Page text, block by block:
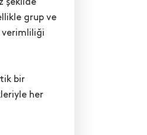
şekilde
grup ve
verimliliği
bir
her